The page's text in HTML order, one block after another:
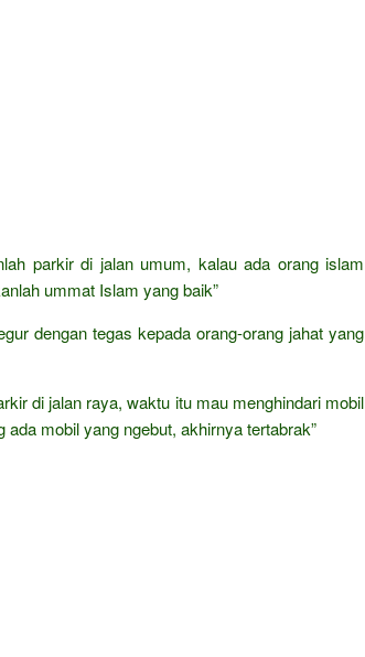
parkir di jalan umum, kalau ada orang islam
ummat Islam yang baik”
dengan tegas kepada orang-orang jahat yang
di jalan raya, waktu itu mau menghindari mobil
mobil yang ngebut, akhirnya tertabrak”